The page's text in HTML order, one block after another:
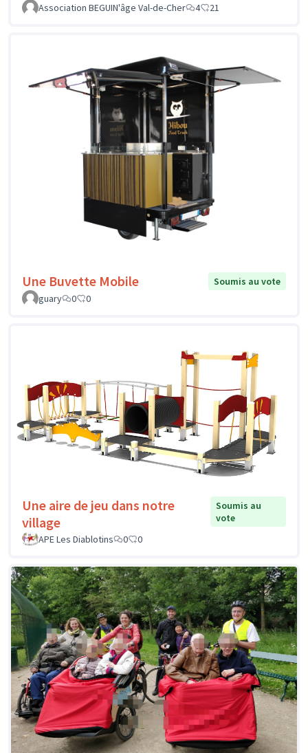
Association BEGUIN'âge Val-de-Cher
4 21
Une Buvette Mobile
Soumis au vote
guary
0 0
Une aire de jeu dans notre
village
Soumis au
vote
APE Les Diablotins
0 0